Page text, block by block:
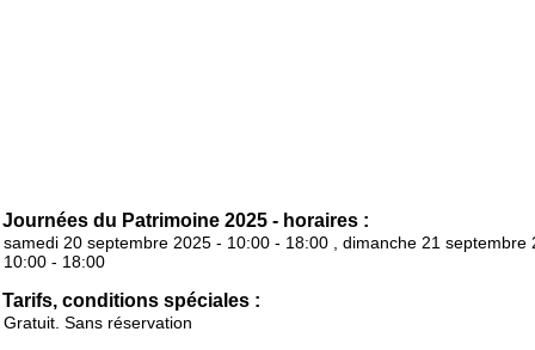
Journées du Patrimoine 2025 - horaires :
samedi 20 septembre 2025 - 10:00 - 18:00 , dimanche 21 septembre
10:00 - 18:00
Tarifs, conditions spéciales :
Gratuit. Sans réservation